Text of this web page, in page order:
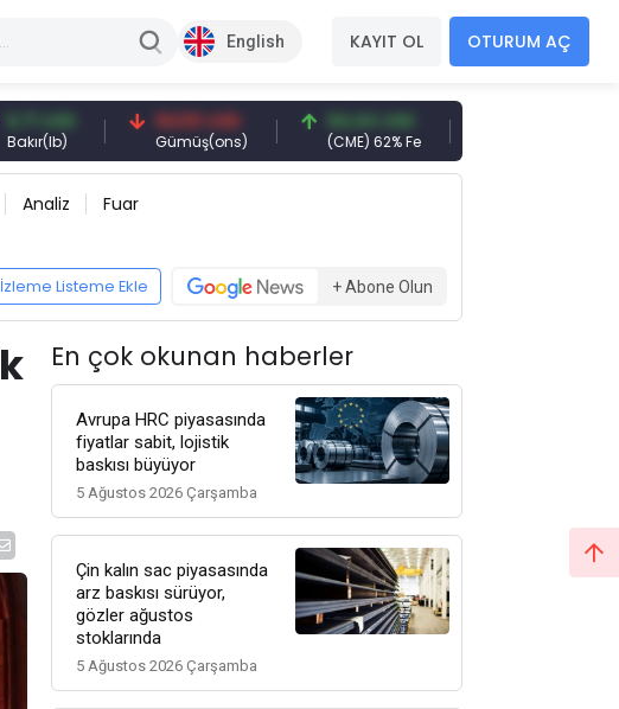
English KAYIT OL OTURUM AÇ
94,50 USD
Gümüş(ons)
94,44 USD
(CME) 62% Fe
377,25 USD
Gemi Söküm
Analiz Fuar
İzleme Listeme Ekle + Abone Olun
En çok okunan haberler
Avrupa HRC piyasasında
fiyatlar sabit, lojistik
baskısı büyüyor
5 Ağustos 2026 Çarşamba
Çin kalın sac piyasasında
arz baskısı sürüyor,
gözler ağustos
stoklarında
5 Ağustos 2026 Çarşamba